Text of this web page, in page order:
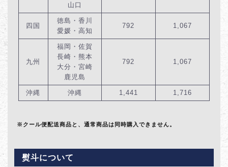
山口
四国
徳島・香川
愛媛・高知
792 1,067
九州
福岡・佐賀
長崎・熊本
大分・宮崎
鹿児島
792 1,067
沖縄 沖縄 1,441 1,716
※クール便配送商品と、通常商品は同時購入できません。
熨斗について